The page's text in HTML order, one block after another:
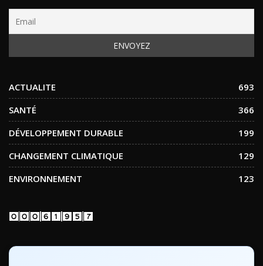
ACTUALITE
693
SANTÉ
366
DÉVELOPPEMENT DURABLE
199
CHANGEMENT CLIMATIQUE
129
ENVIRONNEMENT
123